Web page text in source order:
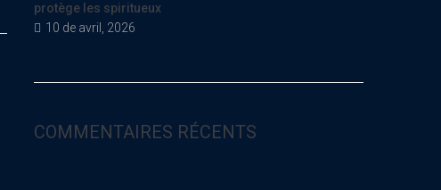
protège les spiritueux
10 de avril, 2026
COMMENTAIRES RÉCENTS